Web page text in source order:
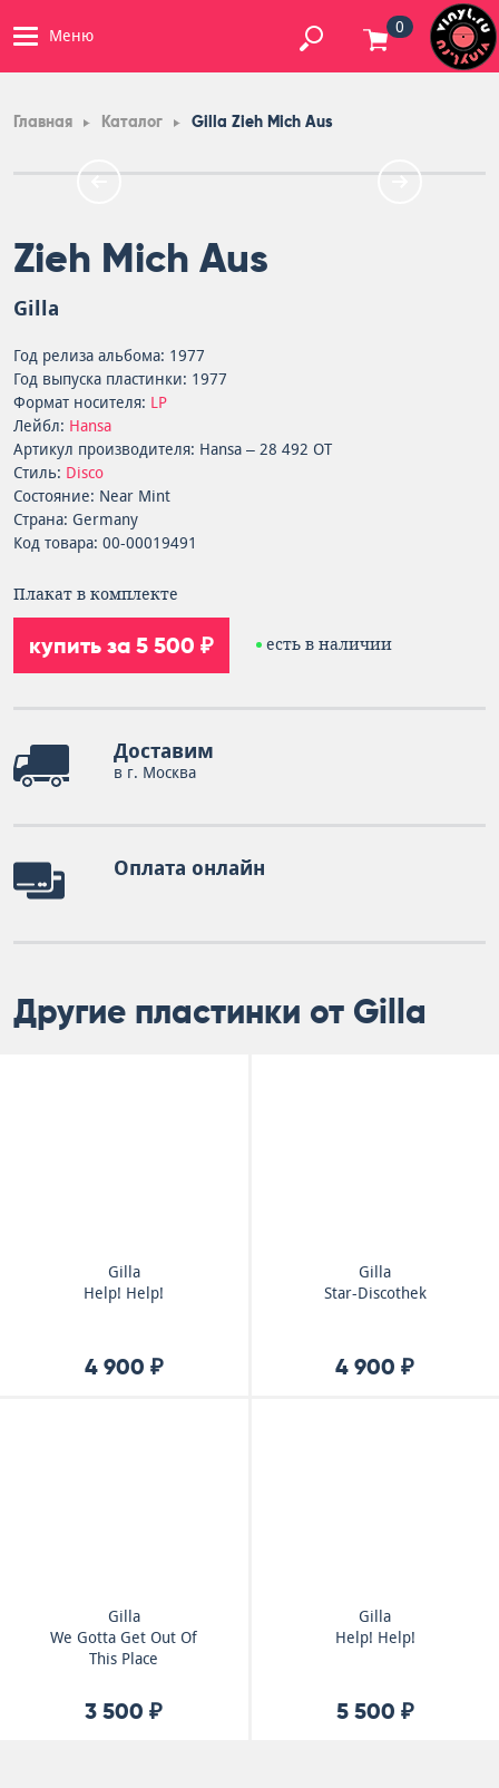
Меню 0
Главная Каталог Gilla Zieh Mich Aus
Zieh Mich Aus
Gilla
Год релиза альбома: 1977
Год выпуска пластинки: 1977
Формат носителя: LP
Лейбл: Hansa
Артикул производителя: Hansa – 28 492 OT
Стиль: Disco
Состояние: Near Mint
Страна: Germany
Код товара: 00-00019491
Плакат в комплекте
купить за 5 500 ₽ есть в наличии
Доставим
в г. Москва
Оплата онлайн
Другие пластинки от Gilla
Gilla
Help! Help!
4 900 ₽
Gilla
Star-Discothek
4 900 ₽
Gilla
We Gotta Get Out Of
This Place
3 500 ₽
Gilla
Help! Help!
5 500 ₽